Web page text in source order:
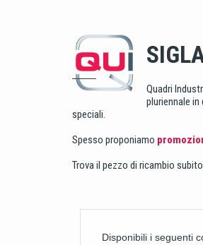
Quadri
pluriennale
speciali.
Spesso proponiamo
Trova il pezzo di ricambio
Disponibili i seguenti